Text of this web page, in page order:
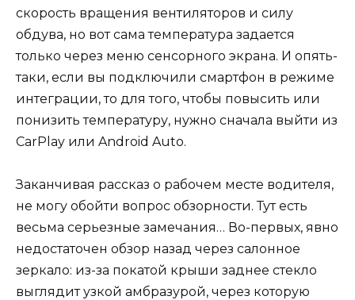
скорость вращения вентиляторов и силу
обдува, но вот сама температура задается
только через меню сенсорного экрана. И опять-
таки, если вы подключили смартфон в режиме
интеграции, то для того, чтобы повысить или
понизить температуру, нужно сначала выйти из
CarPlay или Android Auto.
Заканчивая рассказ о рабочем месте водителя,
не могу обойти вопрос обзорности. Тут есть
весьма серьезные замечания… Во-первых, явно
недостаточен обзор назад через салонное
зеркало: из-за покатой крыши заднее стекло
выглядит узкой амбразурой, через которую